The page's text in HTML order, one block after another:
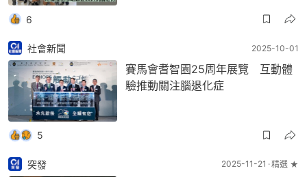
6
社會新聞 2025-10-01
賽馬會耆智園25周年展覽 互動體
驗推動關注腦退化症
5
突發 2025-11-21 精選 ★